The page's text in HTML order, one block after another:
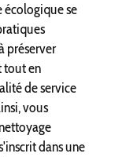
écologique se
préserver
tout en
de service
vous
dans une